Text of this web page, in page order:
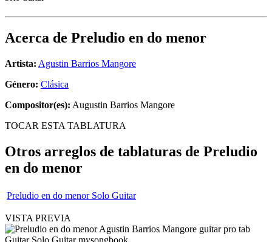
Acerca de Preludio en do menor
Artista: Agustin Barrios Mangore
Género: Clásica
Compositor(es): Augustin Barrios Mangore
TOCAR ESTA TABLATURA
Otros arreglos de tablaturas de Preludio
en do menor
Preludio en do menor Solo Guitar
VISTA PREVIA